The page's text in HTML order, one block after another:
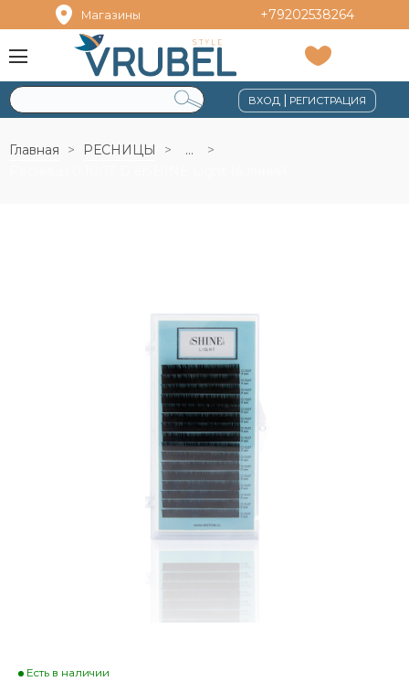
Магазины +79202538264
ВХОД |РЕГИСТРАЦИЯ
Главная РЕСНИЦЫ
...
Есть в наличии